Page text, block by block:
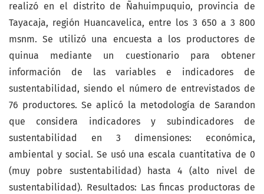
realizó en el distrito de Ñahuimpuquio, provincia de
Tayacaja, región Huancavelica, entre los 3 650 a 3 800
msnm. Se utilizó una encuesta a los productores de
quinua mediante un cuestionario para obtener
información de las variables e indicadores de
sustentabilidad, siendo el número de entrevistados de
76 productores. Se aplicó la metodología de Sarandon
que considera indicadores y subindicadores de
sustentabilidad en 3 dimensiones: económica,
ambiental y social. Se usó una escala cuantitativa de 0
(muy pobre sustentabilidad) hasta 4 (alto nivel de
sustentabilidad). Resultados: Las fincas productoras de